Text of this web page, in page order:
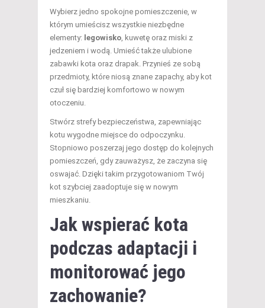
Wybierz jedno spokojne pomieszczenie, w
którym umieścisz wszystkie niezbędne
elementy: legowisko, kuwetę oraz miski z
jedzeniem i wodą. Umieść także ulubione
zabawki kota oraz drapak. Przynieś ze sobą
przedmioty, które niosą znane zapachy, aby kot
czuł się bardziej komfortowo w nowym
otoczeniu.
Stwórz strefy bezpieczeństwa, zapewniając
kotu wygodne miejsce do odpoczynku.
Stopniowo poszerzaj jego dostęp do kolejnych
pomieszczeń, gdy zauważysz, że zaczyna się
oswajać. Dzięki takim przygotowaniom Twój
kot szybciej zaadoptuje się w nowym
mieszkaniu.
Jak wspierać kota
podczas adaptacji i
monitorować jego
zachowanie?